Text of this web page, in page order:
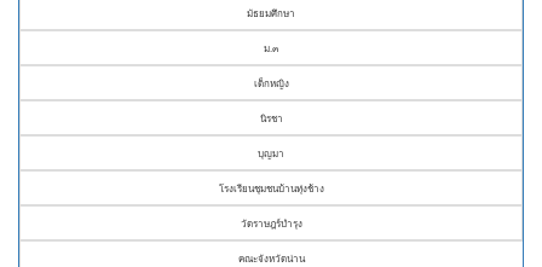
มัธยมศึกษา
ม.๓
เด็กหญิง
นิรชา
บุญมา
โรงเรียนชุมชนบ้านทุ่งช้าง
วัดราษฎร์บำรุง
คณะจังหวัดน่าน